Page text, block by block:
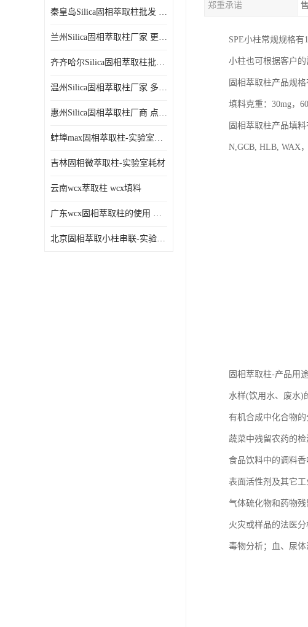
秦皇岛Silica固相萃取柱批发 更多请咨询
兰州Silica固相萃取柱厂家 更多请咨询
齐齐哈尔Silica固相萃取柱批发 更多请咨询
温州Silica固相萃取柱厂家 多种规格
惠州Silica固相萃取柱厂商 点击查询更多
蚌埠max固相萃取柱-实验室耗材
吉林固相微萃取柱-实验室耗材
云南wcx萃取柱 wcx填料
广东wcx固相萃取柱的使用 wcx固相萃取柱通用流程
北京固相萃取小柱串联-实验室耗材
郑重承诺
SPE小柱常规规格有
小柱也可根据客户的
固相萃取柱产品规
填料克重：30mg，
固相萃取柱产品填
N,GCB, HLB, WAX
固相萃取柱-产品用途
水样(饮用水、废水)
有机合成中化合物的
蔬菜中残留农药的检
食品饮料中的调料香
表面活性剂及其它工
气体硫化物和药物残
火灾或样品的法医分
毒物分析；血、尿体